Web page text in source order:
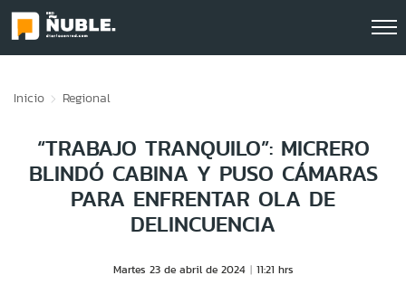
Inicio Regional
“TRABAJO TRANQUILO”: MICRERO
BLINDÓ CABINA Y PUSO CÁMARAS
PARA ENFRENTAR OLA DE
DELINCUENCIA
Martes 23 de abril de 2024 11:21 hrs